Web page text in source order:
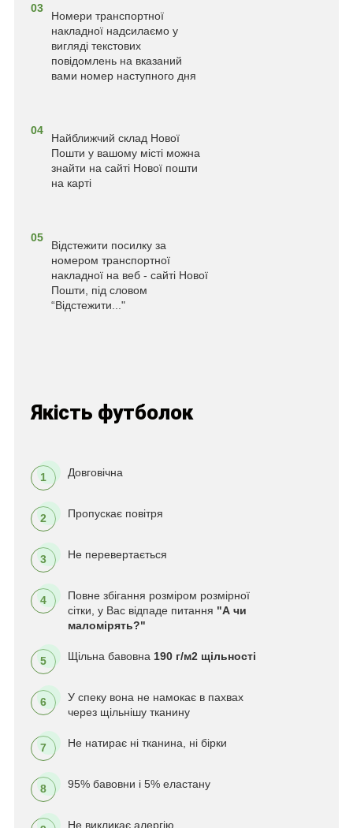
03
Номери транспортної
накладної надсилаємо у
вигляді текстових
повідомлень на вказаний
вами номер наступного дня
04
Найближчий склад Нової
Пошти у вашому місті можна
знайти на сайті Нової пошти
на карті
05
Відстежити посилку за
номером транспортної
накладної на веб - сайті Нової
Пошти, під словом
“Відстежити..."
Якість футболок
1 Довговічна
2 Пропускає повітря
3 Не перевертається
4
Повне збігання розміром розмірної
сітки, у Вас відпаде питання "А чи
маломірять?"
5 Щільна бавовна 190 г/м2 щільності
6
У спеку вона не намокає в пахвах
через щільнішу тканину
7 Не натирає ні тканина, ні бірки
8 95% бавовни і 5% еластану
Не викликає алергію